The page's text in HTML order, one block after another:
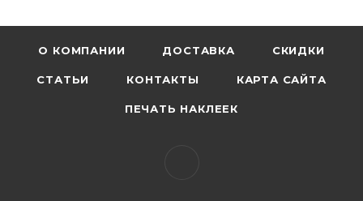
О КОМПАНИИ ДОСТАВКА СКИДКИ
СТАТЬИ КОНТАКТЫ КАРТА САЙТА
ПЕЧАТЬ НАКЛЕЕК